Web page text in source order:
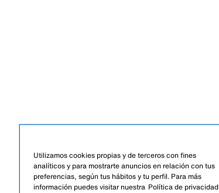
Utilizamos cookies propias y de terceros con fines
analíticos y para mostrarte anuncios en relación con tus
preferencias, según tus hábitos y tu perfil. Para más
información puedes visitar nuestra Política de privacidad